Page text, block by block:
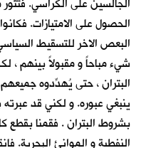
الحصول على الامتيازات.
البعص الاخر للتسقيط
شيء مباحاً و مقبولاً بينهم
البتران ، حتى يُهدِّدوه
ينبغي عبوره. و لكني قد
بشروط البتران . فقمنا بقطع
النفطية و الموانئ البحرية.